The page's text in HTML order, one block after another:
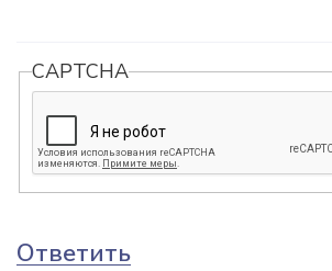
CAPTCHA
Ответить